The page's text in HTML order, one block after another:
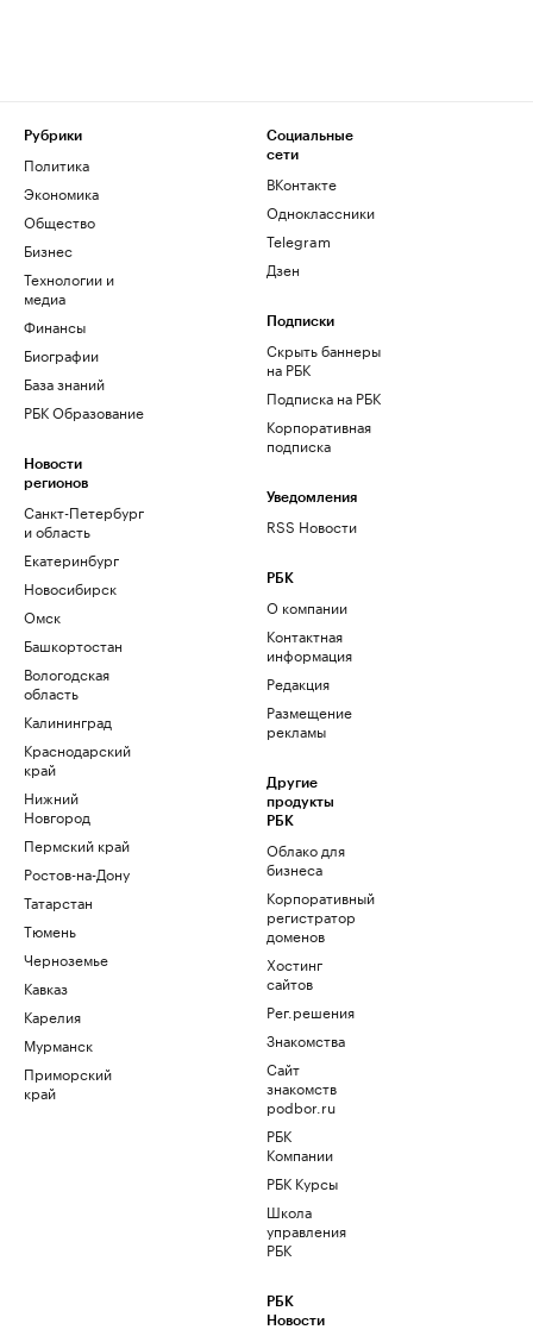
Рубрики
Политика
Экономика
Общество
Бизнес
Технологии и
медиа
Финансы
Биографии
База знаний
РБК Образование
Новости
регионов
Санкт-Петербург
и область
Екатеринбург
Новосибирск
Омск
Башкортостан
Вологодская
область
Калининград
Краснодарский
край
Нижний
Новгород
Пермский край
Ростов-на-Дону
Татарстан
Тюмень
Черноземье
Кавказ
Карелия
Мурманск
Приморский
край
Социальные
сети
ВКонтакте
Одноклассники
Telegram
Дзен
Подписки
Скрыть баннеры
на РБК
Подписка на РБК
Корпоративная
подписка
Уведомления
RSS Новости
РБК
О компании
Контактная
информация
Редакция
Размещение
рекламы
Другие
продукты
РБК
Облако для
бизнеса
Корпоративный
регистратор
доменов
Хостинг
сайтов
Рег.решения
Знакомства
Сайт
знакомств
podbor.ru
РБК
Компании
РБК Курсы
Школа
управления
РБК
РБК
Новости